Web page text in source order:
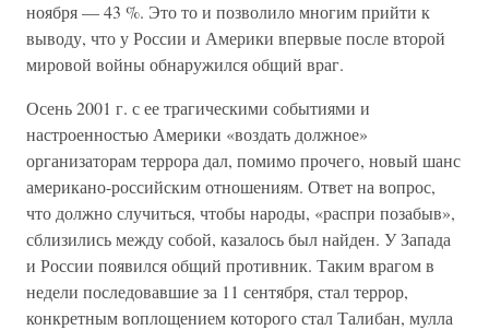
ноября — 43 %. Это то и позволило многим прийти к
выводу, что у России и Америки впервые после второй
мировой войны обнаружился общий враг.
Осень 2001 г. с ее трагическими событиями и
настроенностью Америки «воздать должное»
организаторам террора дал, помимо прочего, новый шанс
американо-российским отношениям. Ответ на вопрос,
что должно случиться, чтобы народы, «распри позабыв»,
сблизились между собой, казалось был найден. У Запада
и России появился общий противник. Таким врагом в
недели последовавшие за 11 сентября, стал террор,
конкретным воплощением которого стал Талибан, мулла